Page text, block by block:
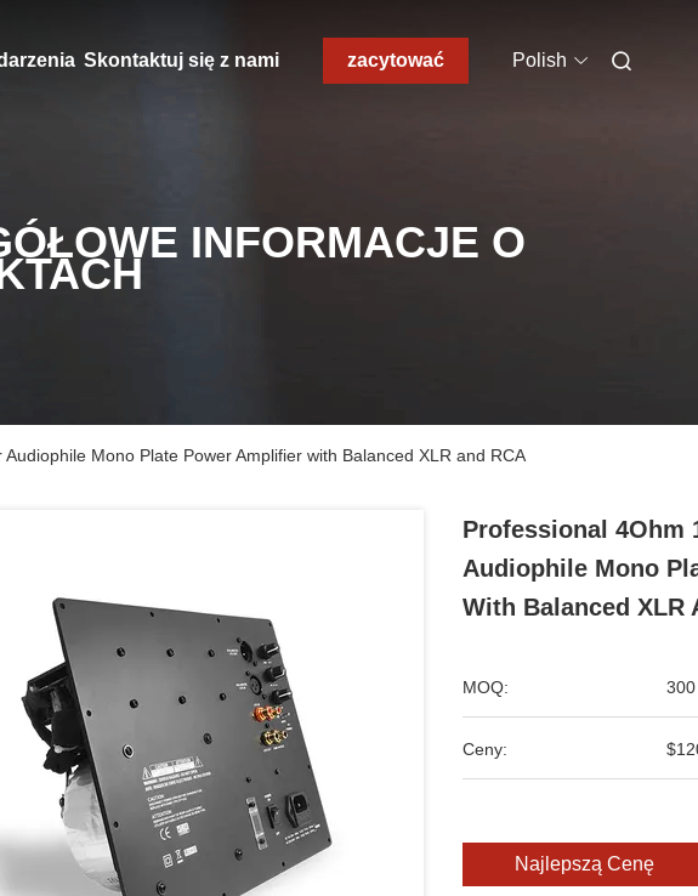
Skontaktuj się z nami zacytować Polish
INFORMACJE O
Mono Plate Power Amplifier with Balanced XLR and RCA
Professional 4Ohm
Audiophile Mono
With Balanced XLR
MOQ: 300
Ceny:
Najlepszą Cenę